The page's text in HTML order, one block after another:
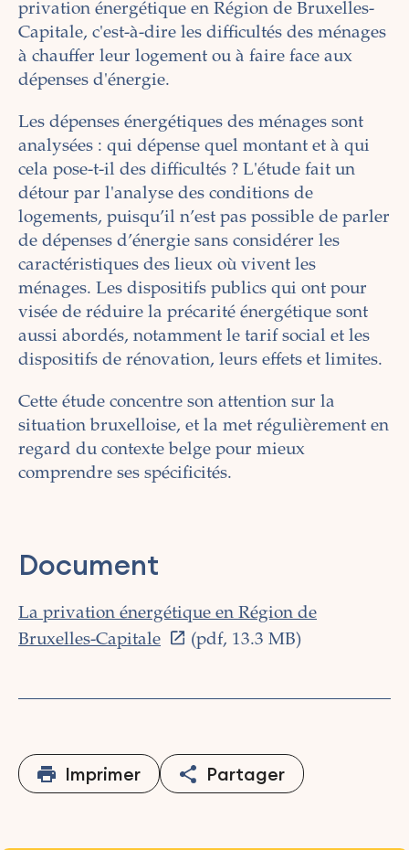
privation énergétique en Région de Bruxelles-
Capitale, c'est-à-dire les difficultés des ménages
à chauffer leur logement ou à faire face aux
dépenses d'énergie.
Les dépenses énergétiques des ménages sont
analysées : qui dépense quel montant et à qui
cela pose-t-il des difficultés ? L'étude fait un
détour par l'analyse des conditions de
logements, puisqu’il n’est pas possible de parler
de dépenses d’énergie sans considérer les
caractéristiques des lieux où vivent les
ménages. Les dispositifs publics qui ont pour
visée de réduire la précarité énergétique sont
aussi abordés, notamment le tarif social et les
dispositifs de rénovation, leurs effets et limites.
Cette étude concentre son attention sur la
situation bruxelloise, et la met régulièrement en
regard du contexte belge pour mieux
comprendre ses spécificités.
Document
La privation énergétique en Région de
Bruxelles-Capitale
(pdf, 13.3 MB)
Imprimer Partager